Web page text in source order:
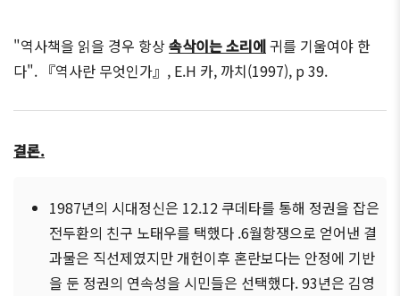
"역사책을 읽을 경우 항상속삭이는 소리에귀를 기울여야 한
다". 『역사란 무엇인가』, E.H 카, 까치(1997), p 39.
결론.
1987년의 시대정신은 12.12 쿠데타를 통해 정권을 잡은
전두환의 친구 노태우를 택했다 .6월항쟁으로 얻어낸 결
과물은 직선제였지만 개헌이후 혼란보다는 안정에 기반
을 둔 정권의 연속성을 시민들은 선택했다. 93년은 김영